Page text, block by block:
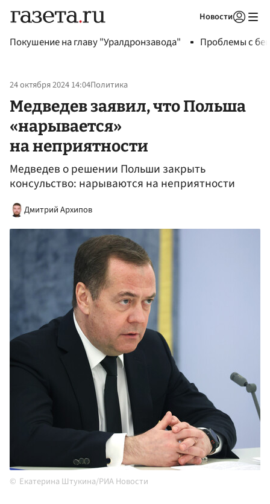
Новости
Покушение на главу "Уралдронзавода" Проблемы с
24 октября 2024 14:04Политика
Медведев заявил, что Польша
«нарывается»
на неприятности
Медведев о решении Польши закрыть
консульство: нарываются на неприятности
Дмитрий Архипов
Екатерина Штукина/РИА Новости